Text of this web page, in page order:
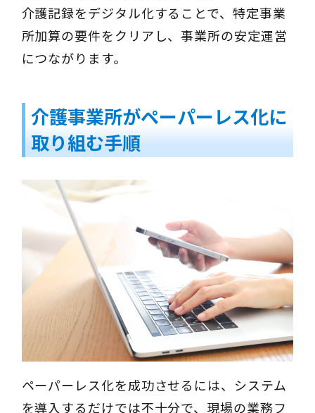
介護記録をデジタル化することで、特定事業
所加算の要件をクリアし、事業所の安定運営
につながります。
介護事業所がペーパーレス化に
取り組む手順
ペーパーレス化を成功させるには、システム
を導入するだけでは不十分で、現場の業務フ